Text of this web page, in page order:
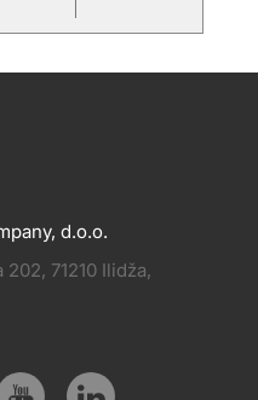
d.o.o.
71210 Ilidža,